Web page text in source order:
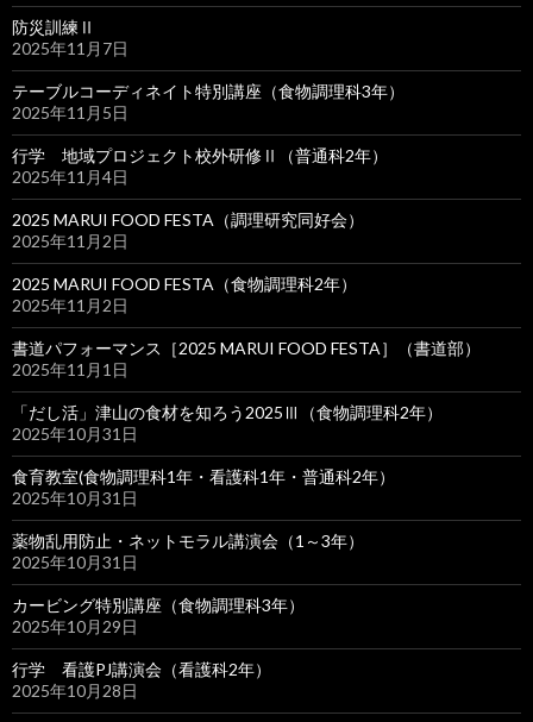
防災訓練Ⅱ
2025年11月7日
テーブルコーディネイト特別講座（食物調理科3年）
2025年11月5日
行学 地域プロジェクト校外研修Ⅱ（普通科2年）
2025年11月4日
2025 MARUI FOOD FESTA（調理研究同好会）
2025年11月2日
2025 MARUI FOOD FESTA（食物調理科2年）
2025年11月2日
書道パフォーマンス［2025 MARUI FOOD FESTA］（書道部）
2025年11月1日
「だし活」津山の食材を知ろう2025Ⅲ（食物調理科2年）
2025年10月31日
食育教室(食物調理科1年・看護科1年・普通科2年）
2025年10月31日
薬物乱用防止・ネットモラル講演会（1～3年）
2025年10月31日
カービング特別講座（食物調理科3年）
2025年10月29日
行学 看護PJ講演会（看護科2年）
2025年10月28日